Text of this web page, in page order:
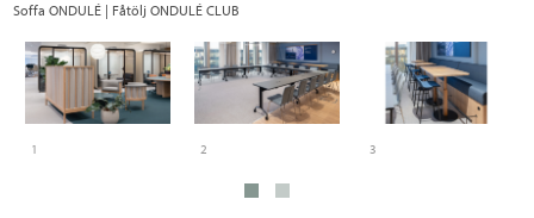
Soffa ONDULÉ | Fåtölj ONDULÉ CLUB
1 2 3